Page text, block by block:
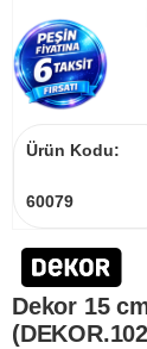
Ürün Kodu:
60079
Dekor 15